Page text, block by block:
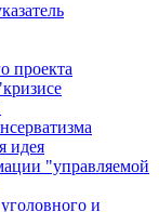
проекта
идея
"управляемой
и